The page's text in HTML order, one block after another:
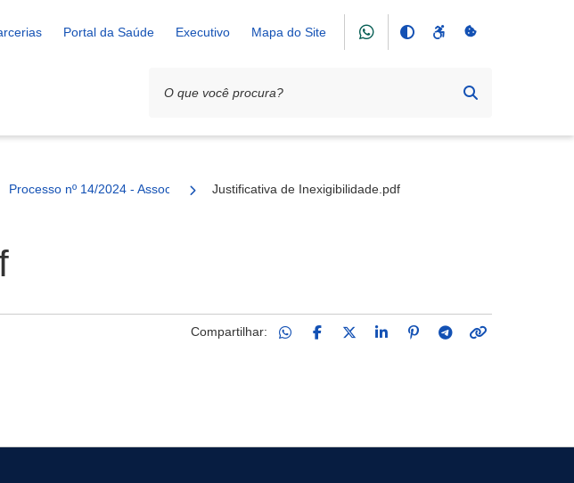
Portal da Saúde Executivo Mapa do Site
Processo nº 14/2024 - Associação de Pais e Amigos dos Excepcionais (APAE)
Justificativa de Inexigibilidade.pdf
Compartilhar: